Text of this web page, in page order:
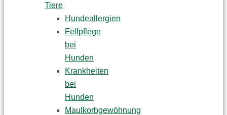
Tiere
Hundeallergien
Fellpflege
bei
Hunden
Krankheiten
bei
Hunden
Maulkorbgewöhnung